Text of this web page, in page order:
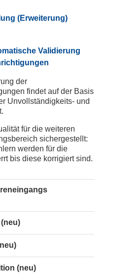
(Erweiterung)
Validierung
der
findet auf der Basis
Unvollständigkeits- und
für die weiteren
sichergestellt:
werden für die
bis diese korrigiert sind.
(neu)